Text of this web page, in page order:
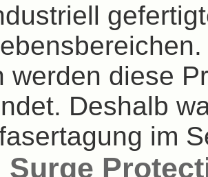
werden diese
Deshalb
im
Surge